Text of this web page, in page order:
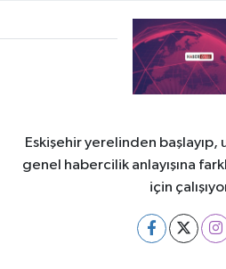
Eskişehir yerelinden
genel habercilik anlayışına
için